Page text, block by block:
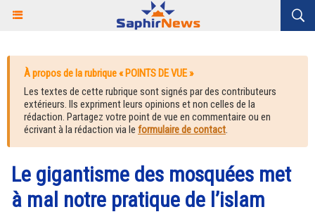
À propos de la rubrique « POINTS DE VUE »
Les textes de cette rubrique sont signés par des contributeurs
extérieurs. Ils expriment leurs opinions et non celles de la
rédaction. Partagez votre point de vue en commentaire ou en
écrivant à la rédaction via le formulaire de contact.
Le gigantisme des mosquées met
à mal notre pratique de l’islam